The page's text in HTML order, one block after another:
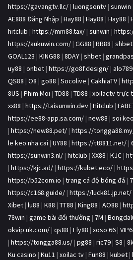
https://gavangtv.llc/ | luongsontv | sunwin
AE888 Đăng Nhập | Hay88 | Hay88 | Hay88 |
hitclub | https://mm88.tax/ | sunwin |
https://aukuwin.com/ | GG88 | RR88 | shbet
GOAL123 | KING88 | 8DAY | shbet |
uy88 | onbet | https://go8f.design/ | alo789
QS88 | O8 | go88 | Socolive | CakhiaTV |
8US | Phim Moi | TD88 | TD88 | xoilactv trực
xx88 | https://taisunwin.dev | Hitclub |
https://ee88-app.sa.com/ | new88 | soi
| https://new88.pet/ | https://
le keo nha cai | UY88 | https://tt8811.net/ |
https://sunwin3.nl/ | hitclub | XX88 | KJC |
| https://kjc.ad/ | https://kubet.eco/ |
https://b52com.io | trang cá độ bóng đá |
https://c168.guide/ | https://luck81.jp.net/
Xibet | lu88 | K88 | TT88 | King88 | AO88 |
78win | game bài đổi thưởng | 7M |
okvip.uk.com/ | qs88 | Fly88 | xoso 66 |
| https://tongga88.us/ | pg88 | ric79 | S8 |
Ku casino | Ku11 | xoilac tv | Fun88 | kubet |